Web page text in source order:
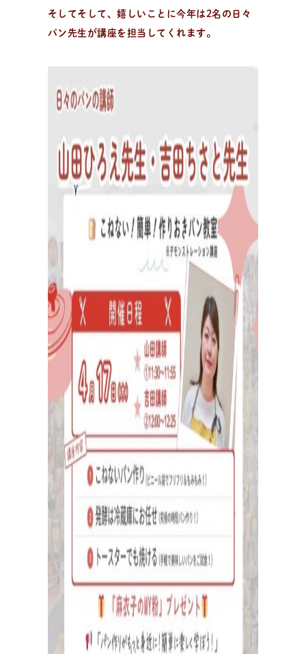
そしてそして、嬉しいことに今年は2名の日々
パン先生が講座を担当してくれます。